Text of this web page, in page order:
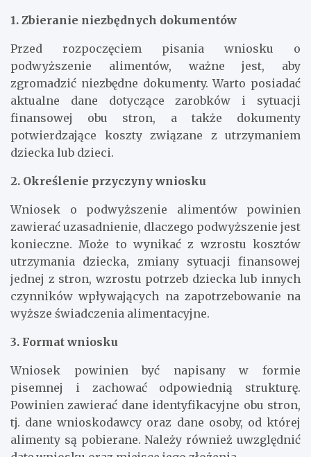
1. Zbieranie niezbędnych dokumentów
Przed rozpoczęciem pisania wniosku o
podwyższenie alimentów, ważne jest, aby
zgromadzić niezbędne dokumenty. Warto posiadać
aktualne dane dotyczące zarobków i sytuacji
finansowej obu stron, a także dokumenty
potwierdzające koszty związane z utrzymaniem
dziecka lub dzieci.
2. Określenie przyczyny wniosku
Wniosek o podwyższenie alimentów powinien
zawierać uzasadnienie, dlaczego podwyższenie jest
konieczne. Może to wynikać z wzrostu kosztów
utrzymania dziecka, zmiany sytuacji finansowej
jednej z stron, wzrostu potrzeb dziecka lub innych
czynników wpływających na zapotrzebowanie na
wyższe świadczenia alimentacyjne.
3. Format wniosku
Wniosek powinien być napisany w formie
pisemnej i zachować odpowiednią strukturę.
Powinien zawierać dane identyfikacyjne obu stron,
tj. dane wnioskodawcy oraz dane osoby, od której
alimenty są pobierane. Należy również uwzględnić